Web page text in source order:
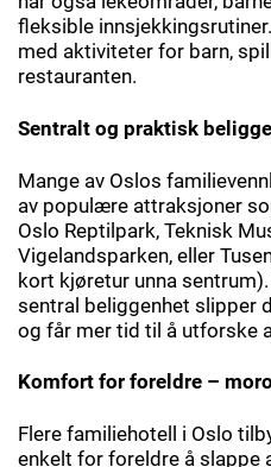
fleksible
med aktiviteter for barn,
restauranten.
Sentralt og praktisk
Mange av Oslos
av populære attraksjoner
Oslo Reptilpark, Teknisk
Vigelandsparken, eller
kort kjøretur unna
sentral beliggenhet slipper
og får mer tid til å utforske
Komfort for foreldre –
Flere familiehotell i Oslo
enkelt for foreldre å slappe